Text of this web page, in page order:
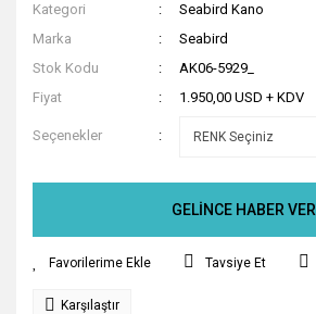
Kategori
Seabird Kano
Marka
Seabird
Stok Kodu
AK06-5929_
Fiyat
1.950,00 USD + KDV
Seçenekler
GELİNCE HABER VER
Tavsiye Et
Karşılaştır